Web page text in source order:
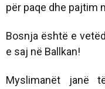
për paqe dhe pajtim
Bosnja është e
e saj në Ballkan!
Myslimanët janë